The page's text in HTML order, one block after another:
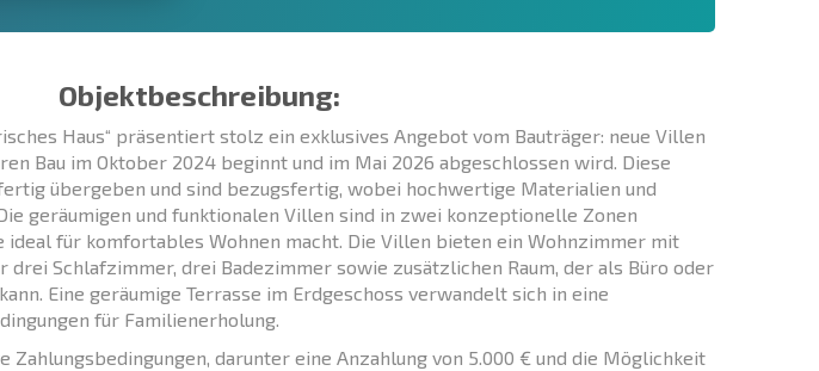
Objektbeschreibung:
Haus“ präsentiert stolz ein exklusives Angebot vom Bauträger: neue Villen
Bau im Oktober 2024 beginnt und im Mai 2026 abgeschlossen wird. Diese
übergeben und sind bezugsfertig, wobei hochwertige Materialien und
geräumigen und funktionalen Villen sind in zwei konzeptionelle Zonen
ideal für komfortables Wohnen macht. Die Villen bieten ein Wohnzimmer mit
drei Schlafzimmer, drei Badezimmer sowie zusätzlichen Raum, der als Büro oder
Eine geräumige Terrasse im Erdgeschoss verwandelt sich in eine
für Familienerholung.
darunter eine Anzahlung von 5.000 € und die Möglichkeit